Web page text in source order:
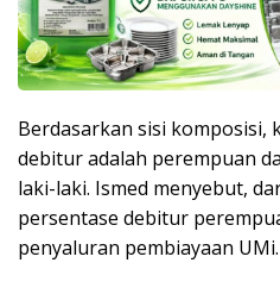
Berdasarkan sisi komposisi,
debitur adalah perempuan
laki-laki. Ismed menyebut,
persentase debitur
penyaluran pembiayaan UMi.